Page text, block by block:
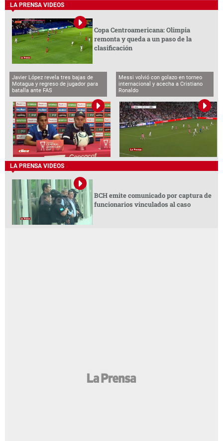
LA PRENSA VIDEOS
Copa Centroamericana: Olimpia
remonta y queda a un paso de la
clasificación
Javier López revela tres bajas de
Motagua y regreso de jugador para
batalla ante FAS
Messi volvió con golazo en torneo
internacional y acecha a Cristiano
Ronaldo
LA PRENSA VIDEOS
BCH emite comunicado por captura de
funcionarios vinculados al caso